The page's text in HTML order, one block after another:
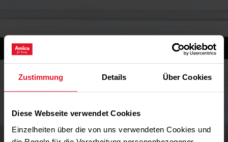
Zustimmung Details Über Cookies
Diese Webseite verwendet Cookies
Einzelheiten über die von uns verwendeten Cookies und